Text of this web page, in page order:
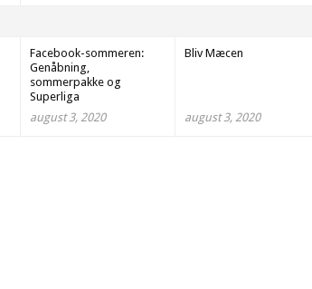
Facebook-sommeren:
Genåbning,
sommerpakke og
Superliga
august 3, 2020
Bliv Mæcen
august 3, 2020